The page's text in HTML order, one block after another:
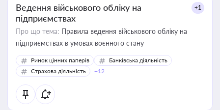
Ведення військового обліку на
підприємствах
+1
Про що тема: Правила ведення військового обліку на
підприємствах в умовах воєнного стану
Ринок цінних паперів
Банківська діяльність
Страхова діяльність
+12